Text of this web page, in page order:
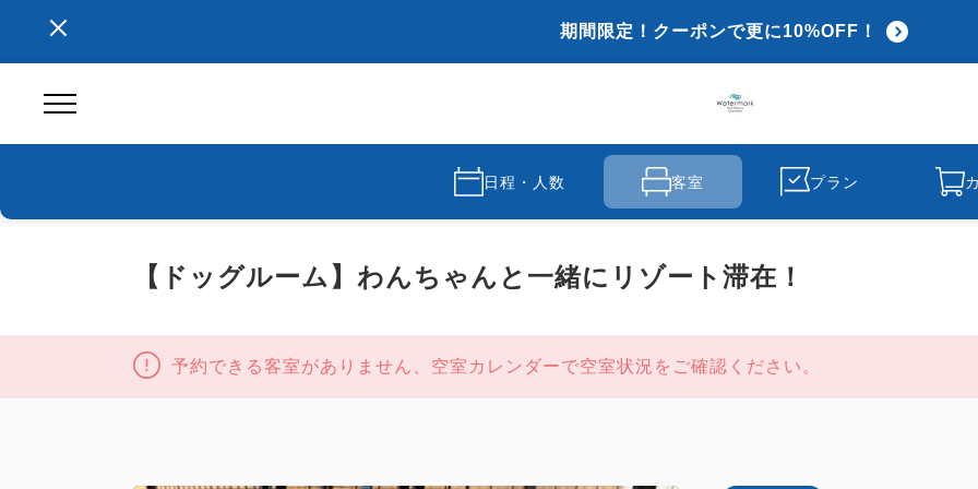
期間限定！クーポンで更に10%OFF！
日程・人数 客室 プラン
【ドッグルーム】わんちゃんと一緒にリゾート滞在！
予約できる客室がありません、空室カレンダーで空室状況をご確認ください。